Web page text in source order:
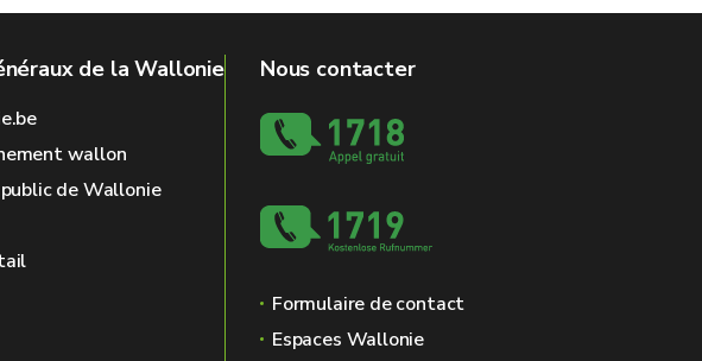
de la Wallonie
wallon
de Wallonie
Nous contacter
Formulaire de contact
Espaces Wallonie